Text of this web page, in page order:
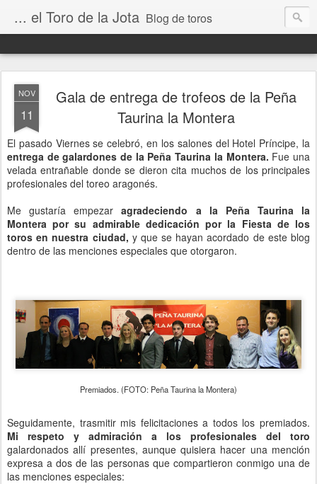
... el Toro de la Jota Blog de toros
NOV
11
Gala de entrega de trofeos de la Peña
Taurina la Montera
El pasado Viernes se celebró, en los salones del Hotel Príncipe, la
entrega de galardones de la Peña Taurina la Montera. Fue una
velada entrañable donde se dieron cita muchos de los principales
profesionales del toreo aragonés.
Me gustaría empezaragradeciendo a la Peña Taurina la
Montera por su admirable dedicación por la Fiesta de los
toros en nuestra ciudad, y que se hayan acordado de este blog
dentro de las menciones especiales que otorgaron.
Premiados. (FOTO: Peña Taurina la Montera)
Seguidamente, trasmitir mis felicitaciones a todos los premiados.
Mi respeto y admiración a los profesionales del toro
galardonados allí presentes, aunque quisiera hacer una mención
expresa a dos de las personas que compartieron conmigo una de
las menciones especiales: